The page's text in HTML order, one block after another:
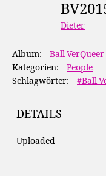
Dieter
Album:
Ball VerQueer
Kategorien:
People
Schlagwörter:
#Ball
DETAILS
Uploaded